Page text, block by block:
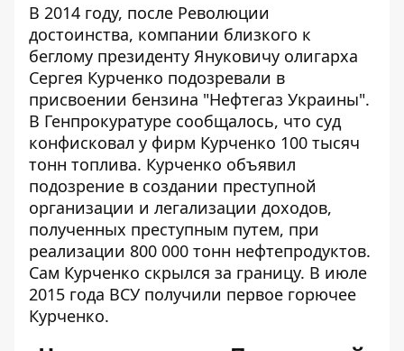
В 2014 году, после Революции
достоинства, компании близкого к
беглому президенту Януковичу олигарха
Сергея Курченко подозревали в
присвоении бензина "Нефтегаз Украины".
В Генпрокуратуре сообщалось, что суд
конфисковал у фирм Курченко 100 тысяч
тонн топлива. Курченко объявил
подозрение в создании преступной
организации и легализации доходов,
полученных преступным путем, при
реализации 800 000 тонн нефтепродуктов.
Сам Курченко скрылся за границу. В июле
2015 года ВСУ получили первое горючее
Курченко.